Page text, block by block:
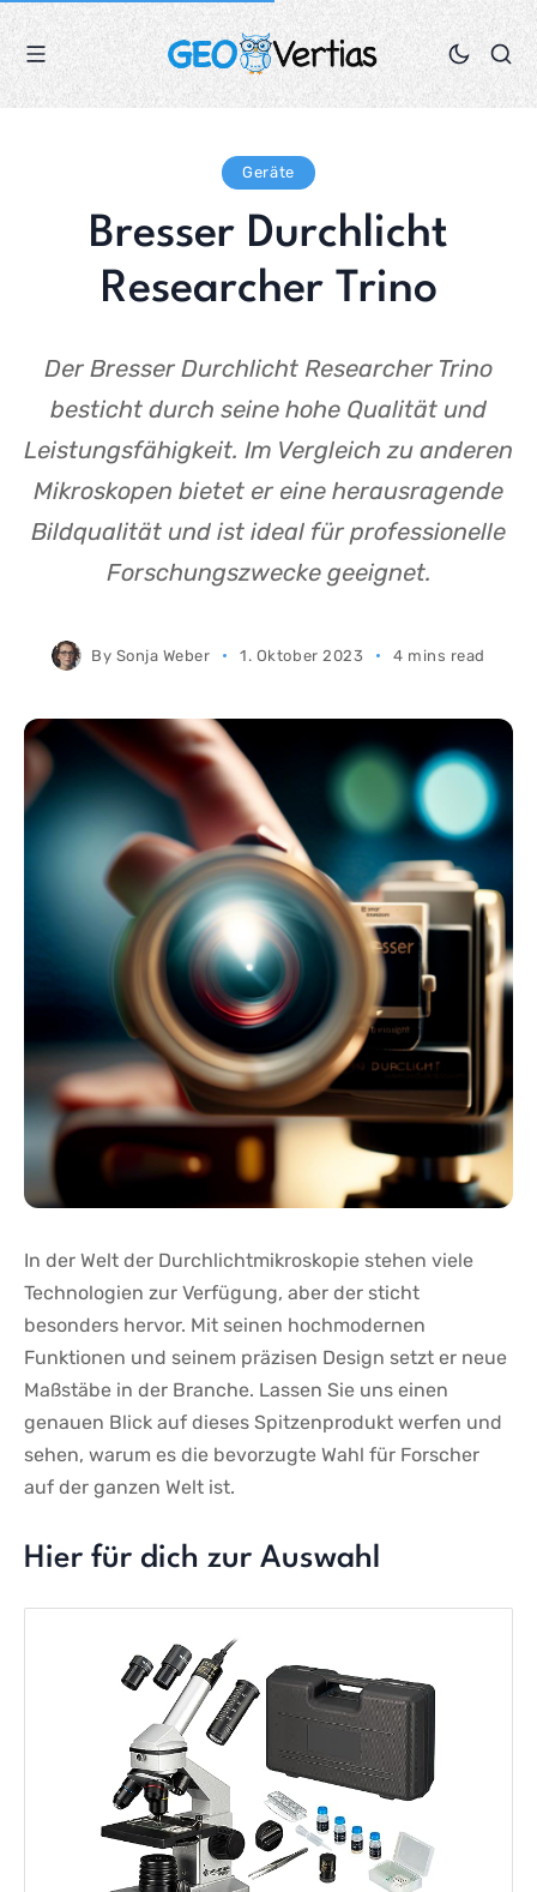
Geräte
Bresser Durchlicht
Researcher Trino
Der Bresser Durchlicht Researcher Trino
besticht durch seine hohe Qualität und
Leistungsfähigkeit. Im Vergleich zu anderen
Mikroskopen bietet er eine herausragende
Bildqualität und ist ideal für professionelle
Forschungszwecke geeignet.
By Sonja Weber 1. Oktober 2023 4 mins read
In der Welt der Durchlichtmikroskopie stehen viele
Technologien zur Verfügung, aber der​ sticht‍
besonders hervor. Mit⁤ seinen hochmodernen
Funktionen und seinem präzisen Design ​setzt er neue
Maßstäbe in der Branche. Lassen Sie uns einen
genauen Blick auf‌ dieses Spitzenprodukt werfen und
sehen, warum es die bevorzugte Wahl für‌ Forscher
auf der ganzen Welt ist.
Hier für dich zur Auswahl